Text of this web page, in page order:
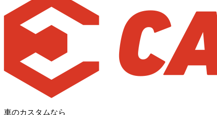
車のカスタムなら